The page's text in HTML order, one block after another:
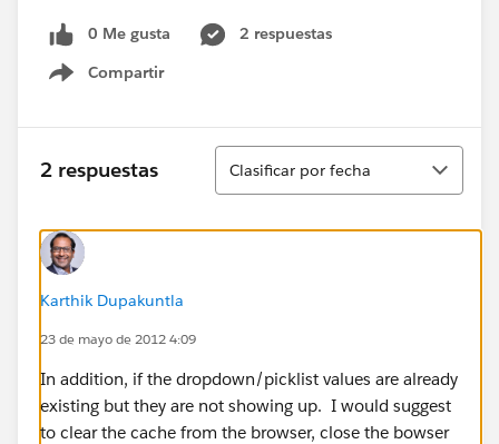
0 Me gusta
2 respuestas
Compartir
Show menu
2 respuestas
Ordenar
Clasificar por fecha
Karthik Dupakuntla
23 de mayo de 2012 4:09
In addition, if the dropdown/picklist values are already
existing but they are not showing up. I would suggest
to clear the cache from the browser, close the bowser